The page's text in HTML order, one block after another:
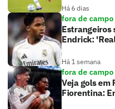
Há 6 dias
fora de campo
Estrangeiros
Endrick:
Há 1 semana
fora de campo
Veja gols em
Fiorentina: